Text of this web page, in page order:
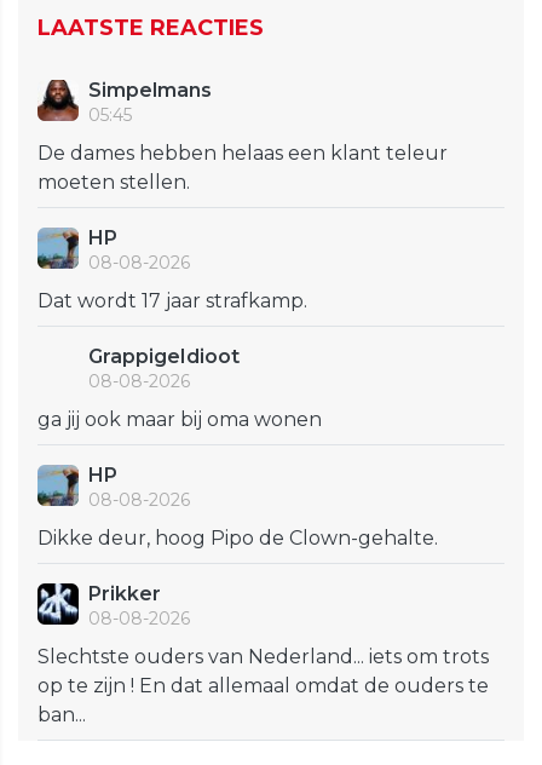
LAATSTE REACTIES
Simpelmans
05:45
De dames hebben helaas een klant teleur
moeten stellen.
HP
08-08-2026
Dat wordt 17 jaar strafkamp.
GrappigeIdioot
08-08-2026
ga jij ook maar bij oma wonen
HP
08-08-2026
Dikke deur, hoog Pipo de Clown-gehalte.
Prikker
08-08-2026
Slechtste ouders van Nederland... iets om trots
op te zijn ! En dat allemaal omdat de ouders te
ban...